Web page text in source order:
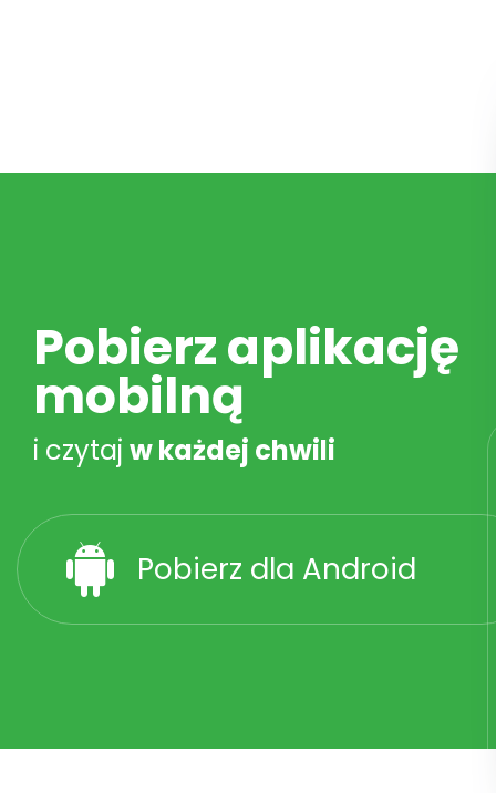
Pobierz aplikację
mobilną
i czytaj w każdej chwili
Pobierz dla Android